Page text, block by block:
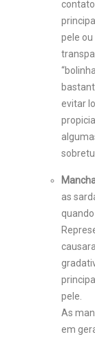
pele ou
evitar
as
pele.
As
em